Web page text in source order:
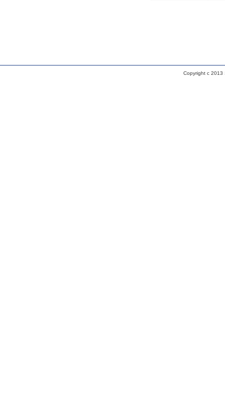
Copyright c 2013